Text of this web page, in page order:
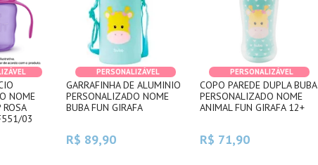
NOME
ROSA
03
PERSONALIZÁVEL
GARRAFINHA DE ALUMINIO
PERSONALIZADO NOME
BUBA FUN GIRAFA
R$ 89,90
PERSONALIZÁVEL
COPO PAREDE DUPLA BUBA
PERSONALIZADO NOME
ANIMAL FUN GIRAFA 12+
R$ 71,90